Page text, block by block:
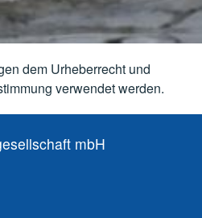
dem Urheberrecht und
verwendet werden.
mbH